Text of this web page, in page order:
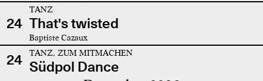
24
TANZ
That's twisted
Baptiste Cazaux
24 TANZ, ZUM MITMACHEN
Südpol Dance